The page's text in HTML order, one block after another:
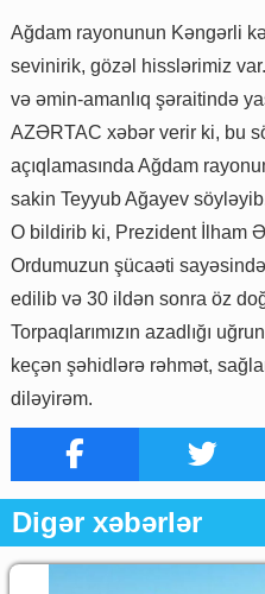
Ağdam rayonunun Kəngərli
sevinirik, gözəl hisslərimiz
və əmin-amanlıq şəraitində
AZƏRTAC xəbər verir ki, bu
açıqlamasında Ağdam
sakin Teyyub Ağayev
O bildirib ki, Prezident İlham
Ordumuzun şücaəti
edilib və 30 ildən sonra öz
Torpaqlarımızın azadlığı
keçən şəhidlərə rəhmət,
diləyirəm.
Digər xəbərlər